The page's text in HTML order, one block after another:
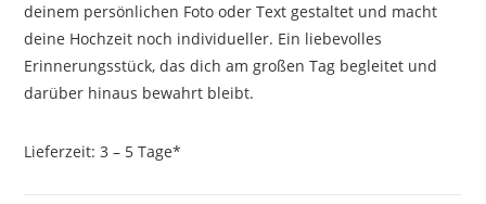
deinem persönlichen Foto oder Text gestaltet und macht
deine Hochzeit noch individueller. Ein liebevolles
Erinnerungsstück, das dich am großen Tag begleitet und
darüber hinaus bewahrt bleibt.
Lieferzeit:3 – 5 Tage*